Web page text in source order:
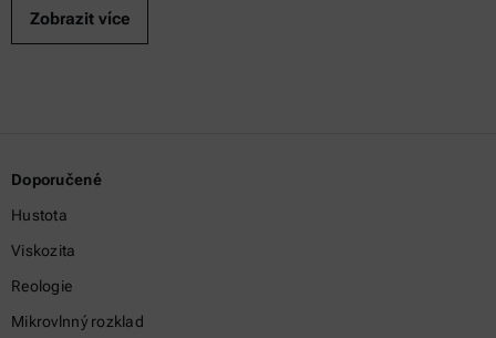
Zobrazit více
Doporučené
Hustota
Viskozita
Reologie
Mikrovlnný rozklad